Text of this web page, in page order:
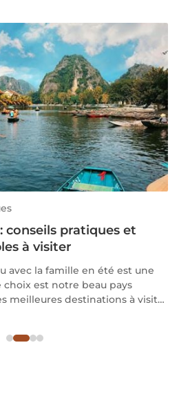
conseils pratiques et
à visiter
avec la famille en été est une
est notre beau pays
meilleures destinations à visiter